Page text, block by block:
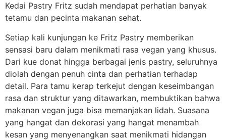
Kedai Pastry Fritz sudah mendapat perhatian banyak
tetamu dan pecinta makanan sehat.
Setiap kali kunjungan ke Fritz Pastry memberikan
sensasi baru dalam menikmati rasa vegan yang khusus.
Dari kue donat hingga berbagai jenis pastry, seluruhnya
diolah dengan penuh cinta dan perhatian terhadap
detail. Para tamu kerap terkejut dengan keseimbangan
rasa dan struktur yang ditawarkan, membuktikan bahwa
makanan vegan juga bisa memanjakan lidah. Suasana
yang hangat dan dekorasi yang hangat menambah
kesan yang menyenangkan saat menikmati hidangan